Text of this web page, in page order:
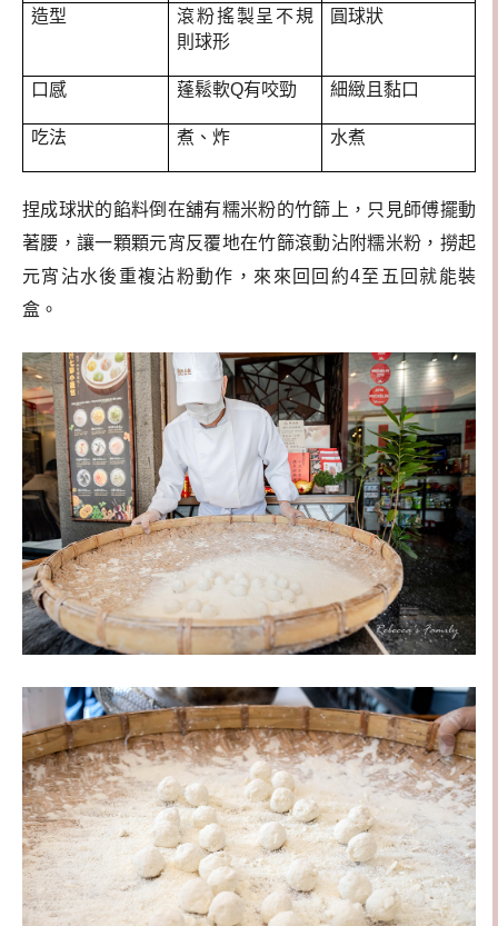
造型
滾粉搖製呈不規
則球形
圓球狀
口感 蓬鬆軟Q有咬勁 細緻且黏口
吃法 煮、炸 水煮
捏成球狀的餡料倒在舖有糯米粉的竹篩上，只見師傅擺動
著腰，讓一顆顆元宵反覆地在竹篩滾動沾附糯米粉，撈起
元宵沾水後重複沾粉動作，來來回回約4至五回就能裝
盒。